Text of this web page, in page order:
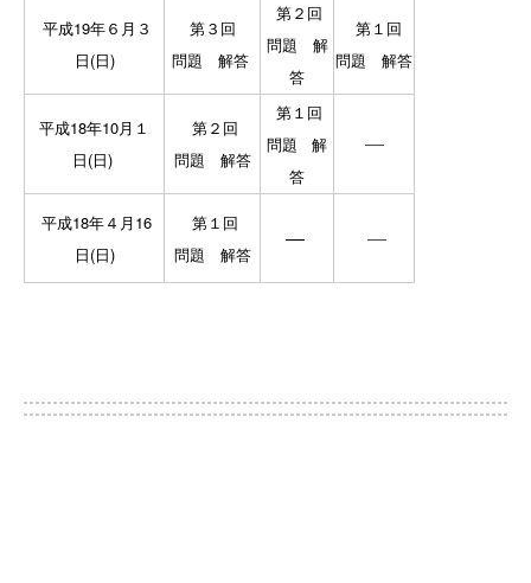
平成19年６月３
日(日)
第３回
問題
解答
第２回
問題
解
答
第１回
問題
解答
平成18年10月１
日(日)
第２回
問題
解答
第１回
問題
解
答
―
平成18年４月16
日(日)
第１回
問題
解答
― ―